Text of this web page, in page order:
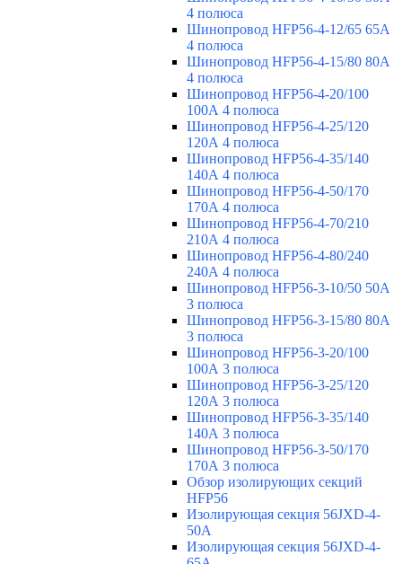
4 полюса
Шинопровод HFP56-4-12/65 65А
4 полюса
Шинопровод HFP56-4-15/80 80А
4 полюса
Шинопровод HFP56-4-20/100
100А 4 полюса
Шинопровод HFP56-4-25/120
120А 4 полюса
Шинопровод HFP56-4-35/140
140А 4 полюса
Шинопровод HFP56-4-50/170
170А 4 полюса
Шинопровод HFP56-4-70/210
210А 4 полюса
Шинопровод HFP56-4-80/240
240А 4 полюса
Шинопровод HFP56-3-10/50 50А
3 полюса
Шинопровод HFP56-3-15/80 80А
3 полюса
Шинопровод HFP56-3-20/100
100А 3 полюса
Шинопровод HFP56-3-25/120
120А 3 полюса
Шинопровод HFP56-3-35/140
140А 3 полюса
Шинопровод HFP56-3-50/170
170А 3 полюса
Обзор изолирующих секций
HFP56
Изолирующая секция 56JXD-4-
50A
Изолирующая секция 56JXD-4-